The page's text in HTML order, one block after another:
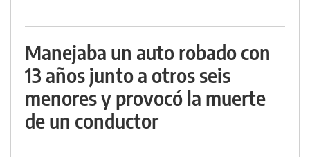
Manejaba un auto robado con
13 años junto a otros seis
menores y provocó la muerte
de un conductor